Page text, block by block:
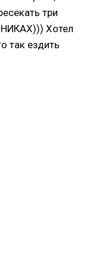
три
Хотел
так ездить